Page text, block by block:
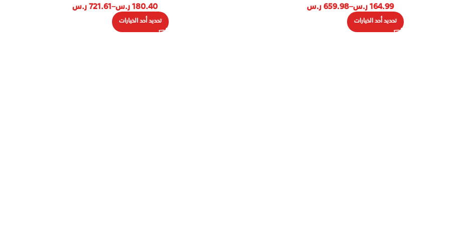
164.99ر.س–
659.98ر.س
تحديد أحد الخيارات
180.40ر.س–
721.61ر.س
تحديد أحد الخيارات